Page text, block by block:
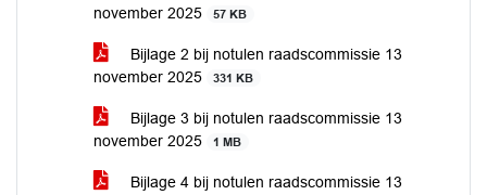
november 2025
57 KB
Bijlage 2 bij notulen raadscommissie 13
november 2025
331 KB
Bijlage 3 bij notulen raadscommissie 13
november 2025
1 MB
Bijlage 4 bij notulen raadscommissie 13